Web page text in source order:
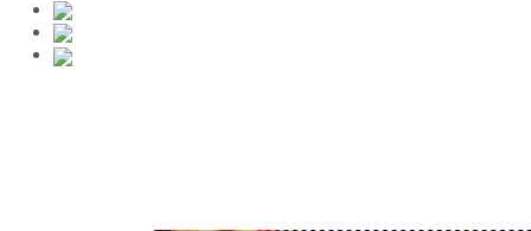
Ośrodek Reh-Szkol
Sprawozdania